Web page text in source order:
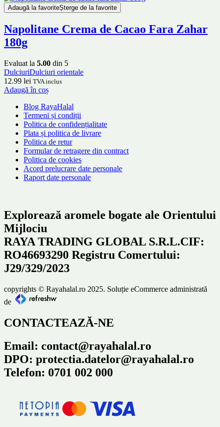
Adaugă la favoriteȘterge de la favorite
Napolitane Crema de Cacao Fara Zahar
180g
Evaluat la 5.00 din 5
DulciuriDulciuri orientale
12.99 lei TVA inclus
Adaugă în coș
Blog RayaHalal
Termeni și condiții
Politica de confidențialitate
Plata și politica de livrare
Politica de retur
Formular de retragere din contract
Politica de cookies
Acord prelucrare date personale
Raport date personale
Explorează aromele bogate ale Orientului
Mijlociu
RAYA TRADING GLOBAL S.R.L.CIF:
RO46693290 Registru Comertului:
J29/329/2023
copyrights © Rayahalal.ro 2025. Soluție eCommerce administrată
de
CONTACTEAZĂ-NE
Email: contact@rayahalal.ro
DPO: protectia.datelor@rayahalal.ro
Telefon: 0701 002 000